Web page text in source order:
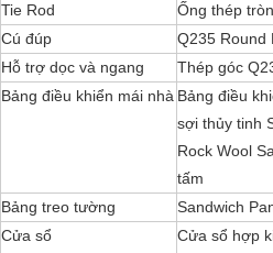
Tie Rod
Ống thép
Cú đúp
Q235 Round
Hỗ trợ dọc và ngang
Thép góc
Bảng điều khiển mái nhà Bảng điều
sợi thủy tinh
Rock Wool
tấm
Bảng treo tường
Sandwich
Cửa sổ
Cửa sổ hợp